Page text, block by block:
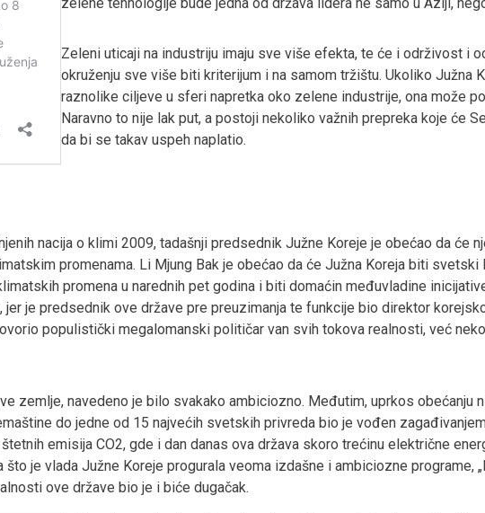
zelene tehnologije bude jedna od država lidera ne samo u Aziji,
Zeleni uticaji na industriju imaju sve više efekta, te će i održivost i
okruženju sve više biti kriterijum i na samom tržištu. Ukoliko Južna
raznolike ciljeve u sferi napretka oko zelene industrije, ona može
Naravno to nije lak put, a postoji nekoliko važnih prepreka koje će
da bi se takav uspeh naplatio.
nacija o klimi 2009, tadašnji predsednik Južne Koreje je obećao da će
promenama. Li Mjung Bak je obećao da će Južna Koreja biti
promena u narednih pet godina i biti domaćin međuvladine
jer je predsednik ove države pre preuzimanja te funkcije bio direktor
populistički megalomanski političar van svih tokova realnosti, već
zemlje, navedeno je bilo svakako ambiciozno. Međutim, uprkos obećanju
do jedne od 15 najvećih svetskih privreda bio je vođen
emisija CO2, gde i dan danas ova država skoro trećinu električne
je vlada Južne Koreje progurala veoma izdašne i ambiciozne programe,
ove države bio je i biće dugačak.